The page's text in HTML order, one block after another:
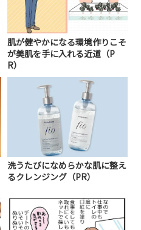
肌が健やかになる環境作りこそ
が美肌を手に入れる近道（P
R）
洗うたびになめらかな肌に整え
るクレンジング（PR）